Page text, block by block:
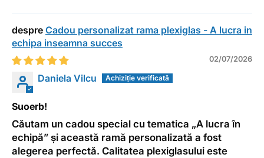
Cadou personalizat rama plexiglas - A lucra in
echipa inseamna succes
02/07/2026
Daniela Vilcu
Suoerb!
Căutam un cadou special cu tematica „A lucra în
echipă” și această ramă personalizată a fost
alegerea perfectă. Calitatea plexiglasului este